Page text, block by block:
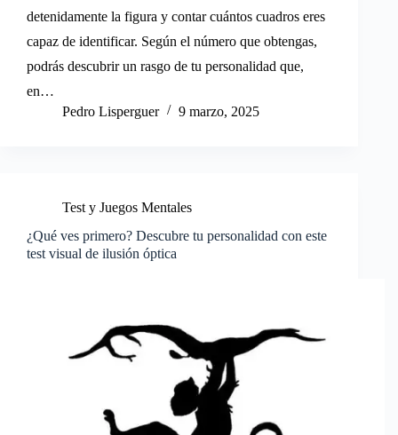
detenidamente la figura y contar cuántos cuadros eres
capaz de identificar. Según el número que obtengas,
podrás descubrir un rasgo de tu personalidad que,
en…
Pedro Lisperguer
9 marzo, 2025
Test y Juegos Mentales
¿Qué ves primero? Descubre tu personalidad con este
test visual de ilusión óptica